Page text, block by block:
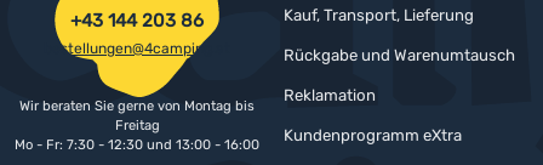
Kauf, Transport, Lieferung
Rückgabe und Warenumtausch
Reklamation
Kundenprogramm eXtra
+43 144 203 86
bestellungen@4camping.at
Wir beraten Sie gerne von Montag bis
Freitag
Mo - Fr: 7:30 - 12:30 und 13:00 - 16:00